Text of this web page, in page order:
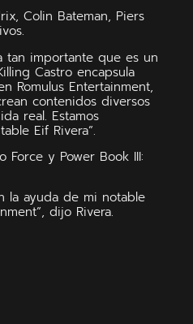
Colin Bateman, Piers
tan importante que es un
Castro encapsula
Romulus Entertainment,
contenidos diversos
real. Estamos
Eif Rivera”.
y Power Book III:
la ayuda de mi notable
dijo Rivera.